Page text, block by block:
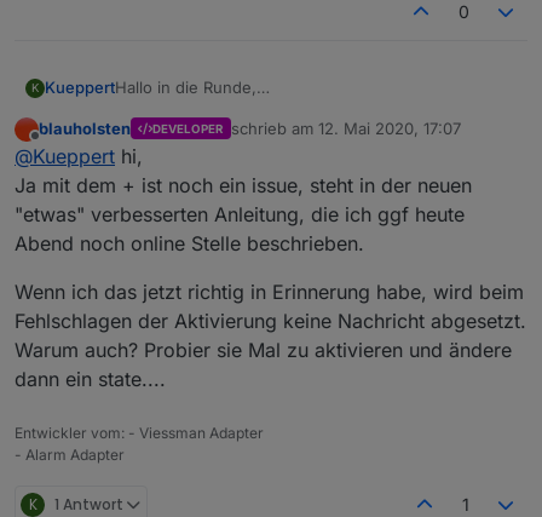
0
K KueppertHallo in die Runde,
befasst (vorher schon fein hier mit gelesen). Bedarf
meinerseits noch etwas Testing, aber der Adapter ist
klasse, danke dafür :)
Jetzt würde ich gern auch via telegram Infos
erhalten. Habe einmal telegram.0ausprobiert und
einmal via "+" versucht, die Telegram-Instanz
Datenpunkt auswählen. Also manuell einfach
eingetippert.
Wenn ich jetzt bewusst versuche, die Alarmanlage
zu aktivieren bei geöffneten Fenstern, erhalte ich ja
in den Adapter-DPs auch eine entsprechende
schweigt aber :(
Adapter in der Adapter-Übersicht:
und auch so im Alarm-Adapter manuell eingetragen:
Hab ich hier ggf. bei der EIntragung vom Telegram-
Adapter einen Fehler gemacht? Im Log hab ich schon
mal keine warn/error-Meldungen erhalten. Help? :)
Danke euch und vG, Thorsten
Offline
blauholsten DEVELOPER schrieb am 12. Mai 2020, 17:07
zuletzt editiert von
@Kueppert hi,
Ja mit dem + ist noch ein issue, steht in der neuen
"etwas" verbesserten Anleitung, die ich ggf heute
Abend noch online Stelle beschrieben.
Wenn ich das jetzt richtig in Erinnerung habe, wird beim
Fehlschlagen der Aktivierung keine Nachricht abgesetzt.
Warum auch? Probier sie Mal zu aktivieren und ändere
dann ein state....
Entwickler vom: - Viessman Adapter
- Alarm Adapter
K 1 Antwort 1